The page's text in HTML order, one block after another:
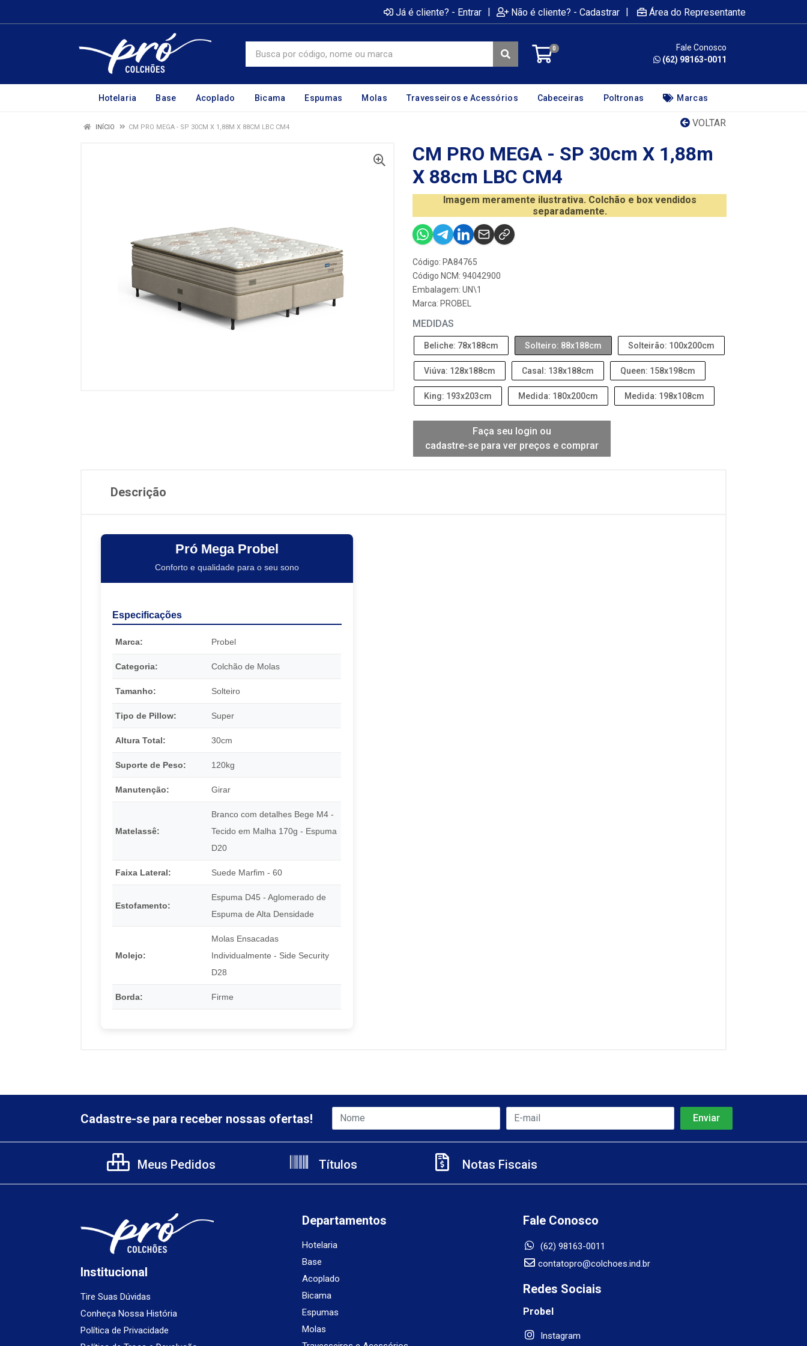
Já é cliente? - Entrar | Não é cliente? - Cadastrar | Área do Representante
0
Fale Conosco
(62) 98163-0011
Hotelaria Base Acoplado Bicama Espumas Molas Travesseiros e Acessórios Cabeceiras Poltronas Marcas
VOLTAR
INÍCIO CM PRO MEGA - SP 30CM X 1,88M X 88CM LBC CM4
CM PRO MEGA - SP 30cm X 1,88m
X 88cm LBC CM4
Imagem meramente ilustrativa. Colchão e box vendidos
separadamente.
Código: PA84765
Código NCM: 94042900
Embalagem: UN\1
Marca: PROBEL
MEDIDAS
Beliche: 78x188cm Solteiro: 88x188cm Solteirão: 100x200cm
Viúva: 128x188cm Casal: 138x188cm Queen: 158x198cm
King: 193x203cm Medida: 180x200cm Medida: 198x108cm
Faça seu login ou
cadastre-se para ver preços e comprar
Descrição
Pró Mega Probel
Conforto e qualidade para o seu sono
Especificações
Marca: Probel
Categoria: Colchão de Molas
Tamanho: Solteiro
Tipo de Pillow: Super
Altura Total: 30cm
Suporte de Peso: 120kg
Manutenção: Girar
Matelassê:
Branco com detalhes Bege M4 -
Tecido em Malha 170g - Espuma
D20
Faixa Lateral: Suede Marfim - 60
Estofamento:
Espuma D45 - Aglomerado de
Espuma de Alta Densidade
Molejo:
Molas Ensacadas
Individualmente - Side Security
D28
Borda: Firme
Cadastre-se para receber nossas ofertas!
Meus Pedidos Títulos Notas Fiscais
Institucional
Tire Suas Dúvidas
Conheça Nossa História
Política de Privacidade
Departamentos
Hotelaria
Base
Acoplado
Bicama
Espumas
Molas
Fale Conosco
(62) 98163-0011
contatopro@colchoes.ind.br
Redes Sociais
Probel
Instagram